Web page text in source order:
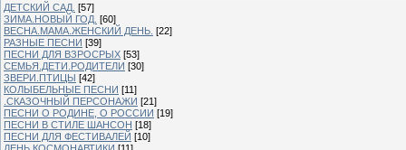
ДЕТСКИЙ САД. [57]
ЗИМА.НОВЫЙ ГОД. [60]
ВЕСНА.МАМА.ЖЕНСКИЙ ДЕНЬ. [22]
РАЗНЫЕ ПЕСНИ [39]
ПЕСНИ ДЛЯ ВЗРОСРЫХ [53]
СЕМЬЯ.ДЕТИ.РОДИТЕЛИ [30]
ЗВЕРИ.ПТИЦЫ [42]
КОЛЫБЕЛЬНЫЕ ПЕСНИ [11]
.СКАЗОЧНЫЙ ПЕРСОНАЖИ [21]
ПЕСНИ О РОДИНЕ, О РОССИИ [19]
ПЕСНИ В СТИЛЕ ШАНСОН [18]
ПЕСНИ ДЛЯ ФЕСТИВАЛЕЙ [10]